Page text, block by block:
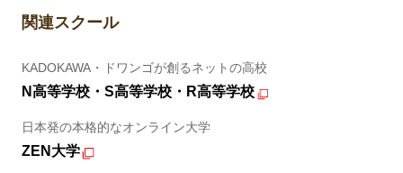
関連スクール
KADOKAWA・ドワンゴが創るネットの高校
N高等学校・S高等学校・R高等学校
日本発の本格的なオンライン大学
ZEN大学